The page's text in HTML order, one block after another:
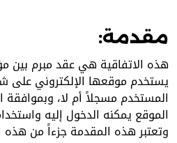
مقدمة:
هذه الاتفاقية هي عقد مبرم بين
يستخدم موقعها الإلكتروني على
المستخدم مسجلاً أم لا،
الموقع يمكنه الدخول إليه
وتعتبر هذه المقدمة جزءاً من